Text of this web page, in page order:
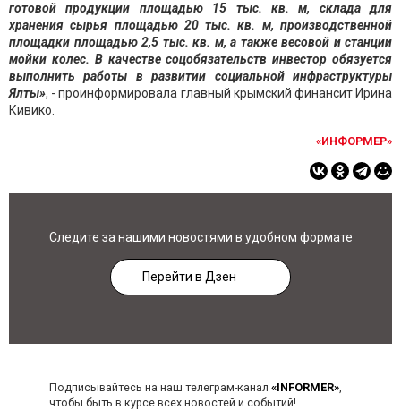
готовой продукции площадью 15 тыс. кв. м, склада для
хранения сырья площадью 20 тыс. кв. м, производственной
площадки площадью 2,5 тыс. кв. м, а также весовой и станции
мойки колес. В качестве соцобязательств инвестор обязуется
выполнить работы в развитии социальной инфраструктуры
Ялты», - проинформировала главный крымский финансит Ирина
Кивико.
«ИНФОРМЕР»
Следите за нашими новостями в удобном формате
Перейти в Дзен
Подписывайтесь на наш телеграм-канал «INFORMER»,
чтобы быть в курсе всех новостей и событий!